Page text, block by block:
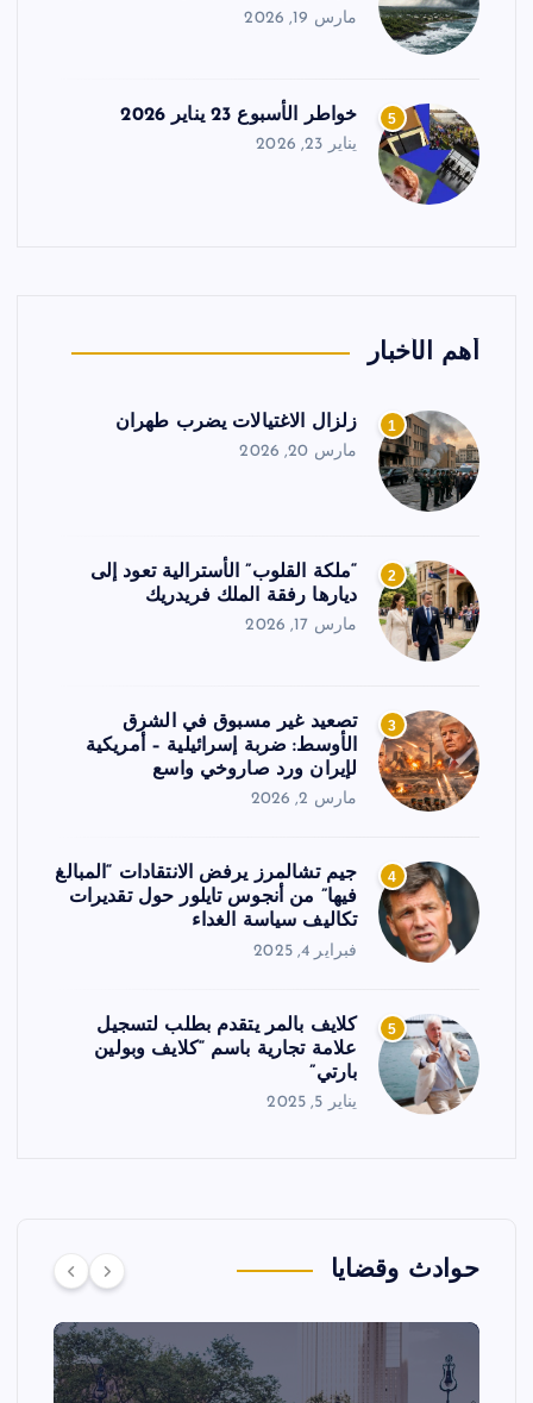
مارس 19, 2026
5 خواطر الأسبوع 23 يناير 2026
يناير 23, 2026
أهم الأخبار
1 زلزال الاغتيالات يضرب طهران
مارس 20, 2026
2
“ملكة القلوب” الأسترالية تعود إلى
ديارها رفقة الملك فريدريك
مارس 17, 2026
3
تصعيد غير مسبوق في الشرق
الأوسط: ضربة إسرائيلية – أمريكية
لإيران ورد صاروخي واسع
مارس 2, 2026
4
جيم تشالمرز يرفض الانتقادات “المبالغ
فيها” من أنجوس تايلور حول تقديرات
تكاليف سياسة الغداء
فبراير 4, 2025
5
كلايف بالمر يتقدم بطلب لتسجيل
علامة تجارية باسم “كلايف وبولين
بارتي”
يناير 5, 2025
حوادث وقضايا